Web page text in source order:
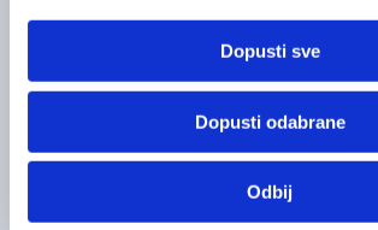
Dopusti sve
Dopusti odabrane
Odbij
Nema razvoja rezistencije